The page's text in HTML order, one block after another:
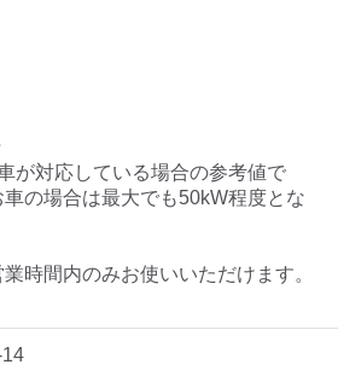
が対応している場合の参考値で
の場合は最大でも50kW程度とな
時間内のみお使いいただけます。